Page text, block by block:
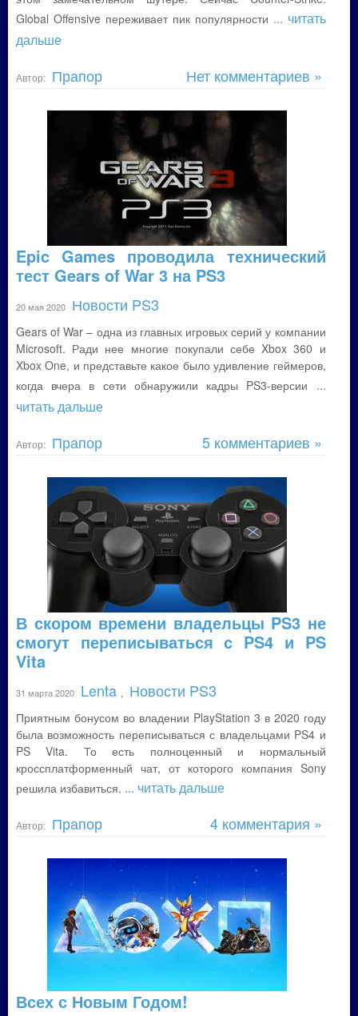
Global Offensive переживает пик популярности ... читать
дальше
Автор: Прапор Нет комментариев »
Epic Games проводила технический
тест Gears of War 3 на PS3
20 мая 2020 Новости PS3
Gears of War – одна из главных игровых серий у компании
Microsoft. Ради нее многие покупали себе Xbox 360 и
Xbox One, и представьте какое было удивление геймеров,
когда вчера в сети обнаружили кадры PS3-версии ...
читать дальше
Автор: Прапор 5 комментариев »
В скором времени владельцы PS3 не
смогут переписываться с PS4 и PS
Vita
31 марта 2020 Lenta Новости PS3
Приятным бонусом во владении PlayStation 3 в 2020 году
была возможность переписываться с владельцами PS4 и
PS Vita. То есть полноценный и нормальный
кроссплатформенный чат, от которого компания Sony
решила избавиться. ... читать дальше
Автор: Прапор 4 комментария »
Всех с Новым Годом!